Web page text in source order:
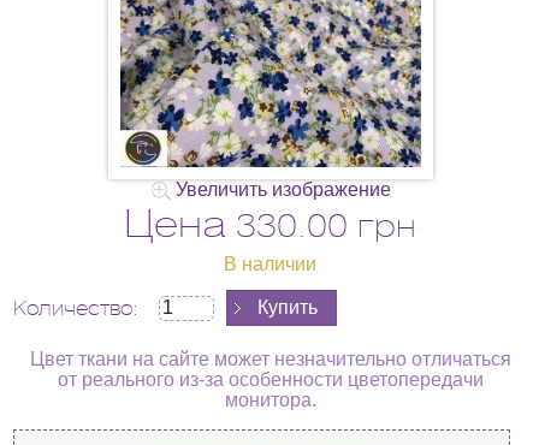
Увеличить изображение
Цена 330.00 грн
В наличии
Количество:
Цвет ткани на сайте может незначительно отличаться
от реального из-за особенности цветопередачи
монитора.